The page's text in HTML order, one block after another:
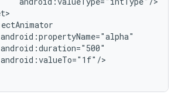
android:valueTo="1f"/>